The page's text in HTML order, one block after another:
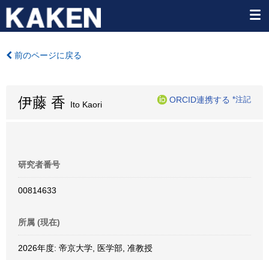
前のページに戻る
伊藤 香 Ito Kaori
ORCID連携する *注記
研究者番号
00814633
所属 (現在)
2026年度: 帝京大学, 医学部, 准教授